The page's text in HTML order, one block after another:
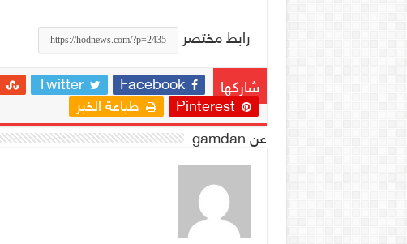
رابط مختصر
شاركها Facebook
Twitter
Pinterest
طباعة الخبر
عن gamdan